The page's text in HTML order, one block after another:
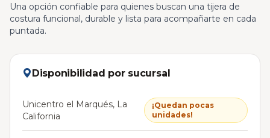
Una opción confiable para quienes buscan una tijera de
costura funcional, durable y lista para acompañarte en cada
puntada.
Disponibilidad por sucursal
Unicentro el Marqués, La
California
¡Quedan pocas
unidades!